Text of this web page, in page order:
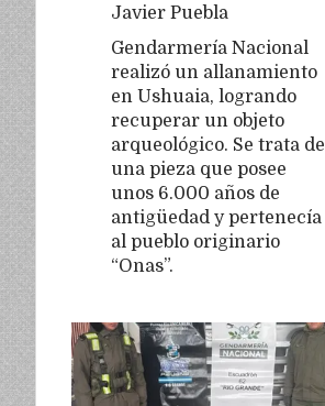
Javier Puebla
Gendarmería Nacional
realizó un allanamiento
en Ushuaia, logrando
recuperar un objeto
arqueológico. Se trata de
una pieza que posee
unos 6.000 años de
antigüedad y pertenecía
al pueblo originario
“Onas”.